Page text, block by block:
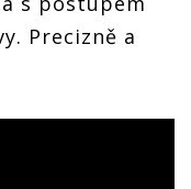
Precizně a